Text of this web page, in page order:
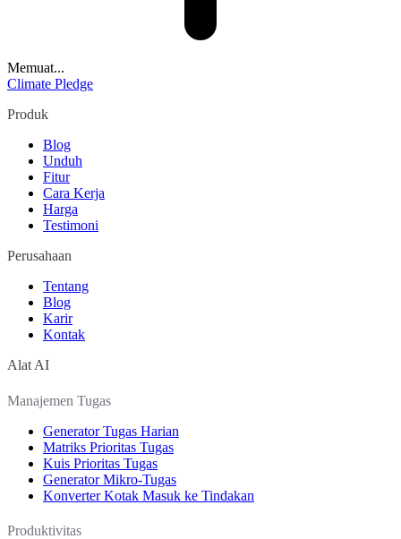
Memuat...
Climate Pledge
Produk
Blog
Unduh
Fitur
Cara Kerja
Harga
Testimoni
Perusahaan
Tentang
Blog
Karir
Kontak
Alat AI
Manajemen Tugas
Generator Tugas Harian
Matriks Prioritas Tugas
Kuis Prioritas Tugas
Generator Mikro-Tugas
Konverter Kotak Masuk ke Tindakan
Produktivitas